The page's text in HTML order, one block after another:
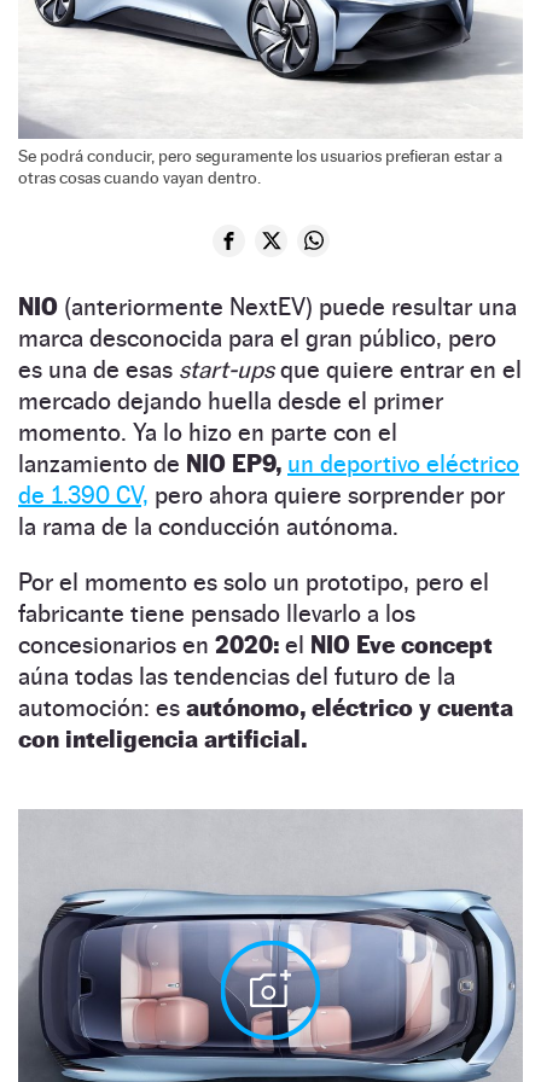
Se podrá conducir, pero seguramente los usuarios prefieran estar a
otras cosas cuando vayan dentro.
NIO (anteriormente NextEV) puede resultar una
marca desconocida para el gran público, pero
es una de esas start-upsque quiere entrar en el
mercado dejando huella desde el primer
momento. Ya lo hizo en parte con el
lanzamiento de NIO EP9, un deportivo eléctrico
de 1.390 CV, pero ahora quiere sorprender por
la rama de la conducción autónoma.
Por el momento es solo un prototipo, pero el
fabricante tiene pensado llevarlo a los
concesionarios en 2020: el NIO Eve concept
aúna todas las tendencias del futuro de la
automoción: es autónomo, eléctrico y cuenta
con inteligencia artificial.